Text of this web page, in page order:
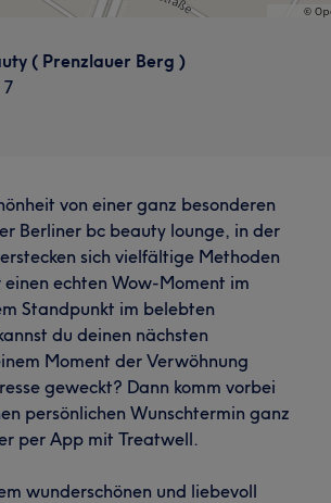
( Prenzlauer Berg )
von einer ganz besonderen
Berliner bc beauty lounge, in der
sich vielfältige Methoden
einen echten Wow-Moment im
Standpunkt im belebten
du deinen nächsten
Moment der Verwöhnung
geweckt? Dann komm vorbei
persönlichen Wunschtermin ganz
per App mit Treatwell.
wunderschönen und liebevoll